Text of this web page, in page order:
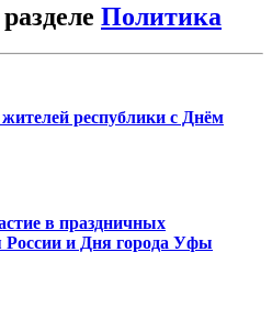
Политика
республики с Днём
в праздничных
России и Дня города Уфы